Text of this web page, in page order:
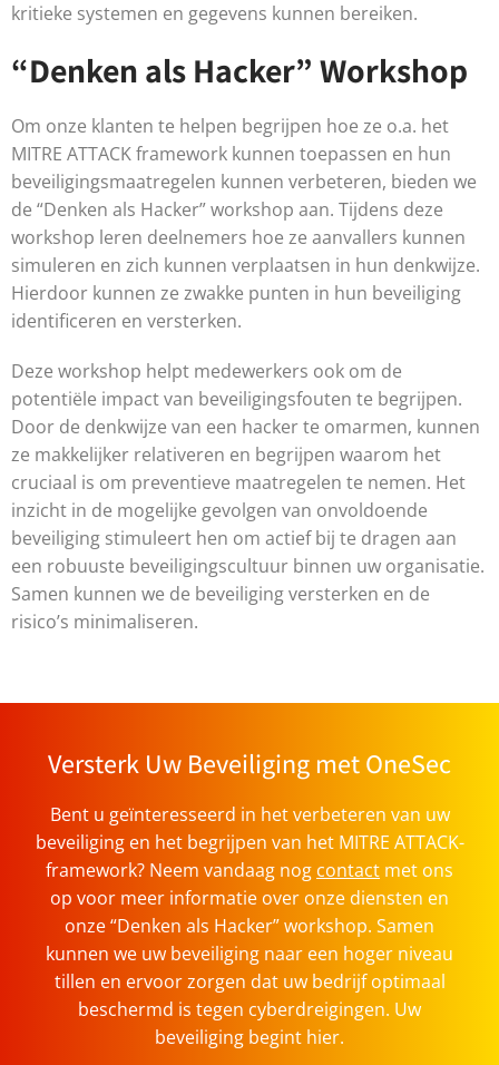
kritieke systemen en gegevens kunnen bereiken.
“Denken als Hacker” Workshop
Om onze klanten te helpen begrijpen hoe ze o.a. het
MITRE ATTACK framework kunnen toepassen en hun
beveiligingsmaatregelen kunnen verbeteren, bieden we
de “Denken als Hacker” workshop aan. Tijdens deze
workshop leren deelnemers hoe ze aanvallers kunnen
simuleren en zich kunnen verplaatsen in hun denkwijze.
Hierdoor kunnen ze zwakke punten in hun beveiliging
identificeren en versterken.
Deze workshop helpt medewerkers ook om de
potentiële impact van beveiligingsfouten te begrijpen.
Door de denkwijze van een hacker te omarmen, kunnen
ze makkelijker relativeren en begrijpen waarom het
cruciaal is om preventieve maatregelen te nemen. Het
inzicht in de mogelijke gevolgen van onvoldoende
beveiliging stimuleert hen om actief bij te dragen aan
een robuuste beveiligingscultuur binnen uw organisatie.
Samen kunnen we de beveiliging versterken en de
risico’s minimaliseren.
Versterk Uw Beveiliging met OneSec
Bent u geïnteresseerd in het verbeteren van uw
beveiliging en het begrijpen van het MITRE ATTACK-
framework? Neem vandaag nog contact met ons
op voor meer informatie over onze diensten en
onze “Denken als Hacker” workshop. Samen
kunnen we uw beveiliging naar een hoger niveau
tillen en ervoor zorgen dat uw bedrijf optimaal
beschermd is tegen cyberdreigingen. Uw
beveiliging begint hier.